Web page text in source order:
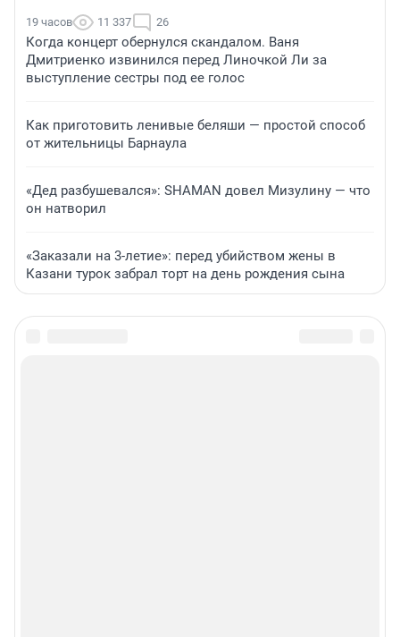
19 часов 11 337 26
Когда концерт обернулся скандалом. Ваня
Дмитриенко извинился перед Линочкой Ли за
выступление сестры под ее голос
Как приготовить ленивые беляши — простой способ
от жительницы Барнаула
«Дед разбушевался»: SHAMAN довел Мизулину — что
он натворил
«Заказали на 3-летие»: перед убийством жены в
Казани турок забрал торт на день рождения сына